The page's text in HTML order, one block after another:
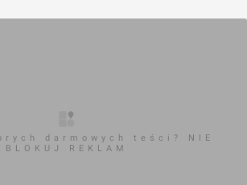
darmowych teści? NIE
BLOKUJ REKLAM